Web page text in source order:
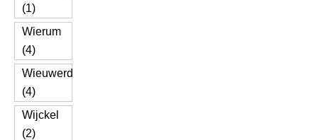
(1)
Wierum
(4)
Wieuwerd
(4)
Wijckel
(2)